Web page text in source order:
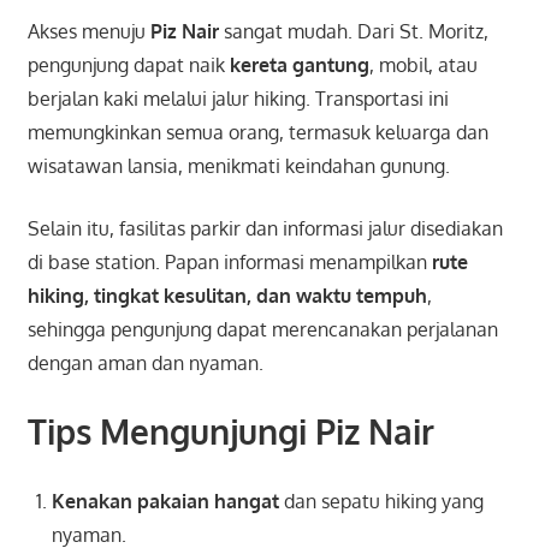
Akses menuju Piz Nairsangat mudah. Dari St. Moritz,
pengunjung dapat naik kereta gantung, mobil, atau
berjalan kaki melalui jalur hiking. Transportasi ini
memungkinkan semua orang, termasuk keluarga dan
wisatawan lansia, menikmati keindahan gunung.
Selain itu, fasilitas parkir dan informasi jalur disediakan
di base station. Papan informasi menampilkan rute
hiking, tingkat kesulitan, dan waktu tempuh,
sehingga pengunjung dapat merencanakan perjalanan
dengan aman dan nyaman.
Tips Mengunjungi Piz Nair
Kenakan pakaian hangatdan sepatu hiking yang
nyaman.